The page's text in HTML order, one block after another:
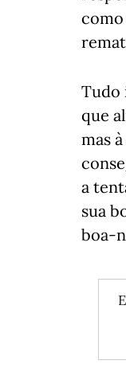
Tudo
que
mas
a
sua
boa-